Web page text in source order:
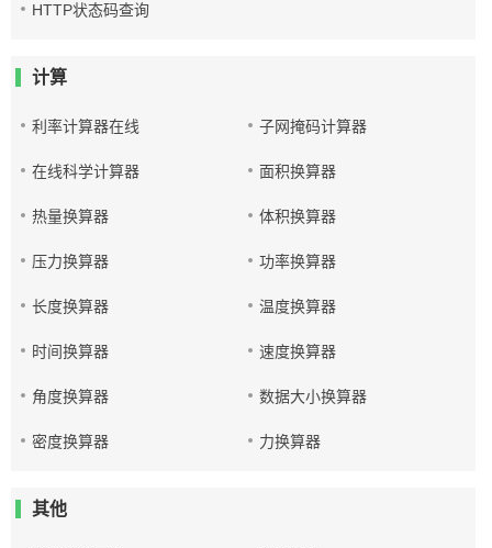
HTTP状态码查询
计算
利率计算器在线 子网掩码计算器
在线科学计算器 面积换算器
热量换算器 体积换算器
压力换算器 功率换算器
长度换算器 温度换算器
时间换算器 速度换算器
角度换算器 数据大小换算器
密度换算器 力换算器
其他